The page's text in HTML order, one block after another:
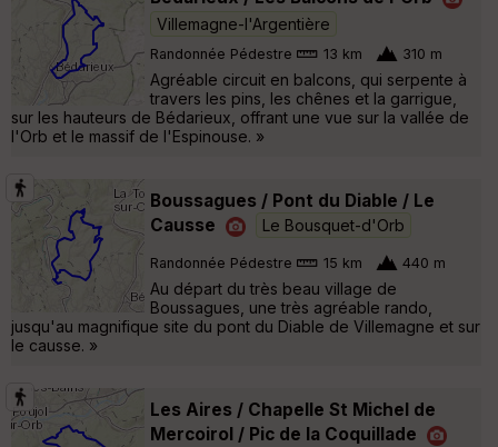
Villemagne-l'Argentière
Randonnée Pédestre 13 km 310 m
Agréable circuit en balcons, qui serpente à
travers les pins, les chênes et la garrigue,
sur les hauteurs de Bédarieux, offrant une vue sur la vallée de
l'Orb et le massif de l'Espinouse. »
Boussagues / Pont du Diable / Le
Causse
Le Bousquet-d'Orb
Randonnée Pédestre 15 km 440 m
Au départ du très beau village de
Boussagues, une très agréable rando,
jusqu'au magnifique site du pont du Diable de Villemagne et sur
le causse. »
Les Aires / Chapelle St Michel de
Mercoirol / Pic de la Coquillade